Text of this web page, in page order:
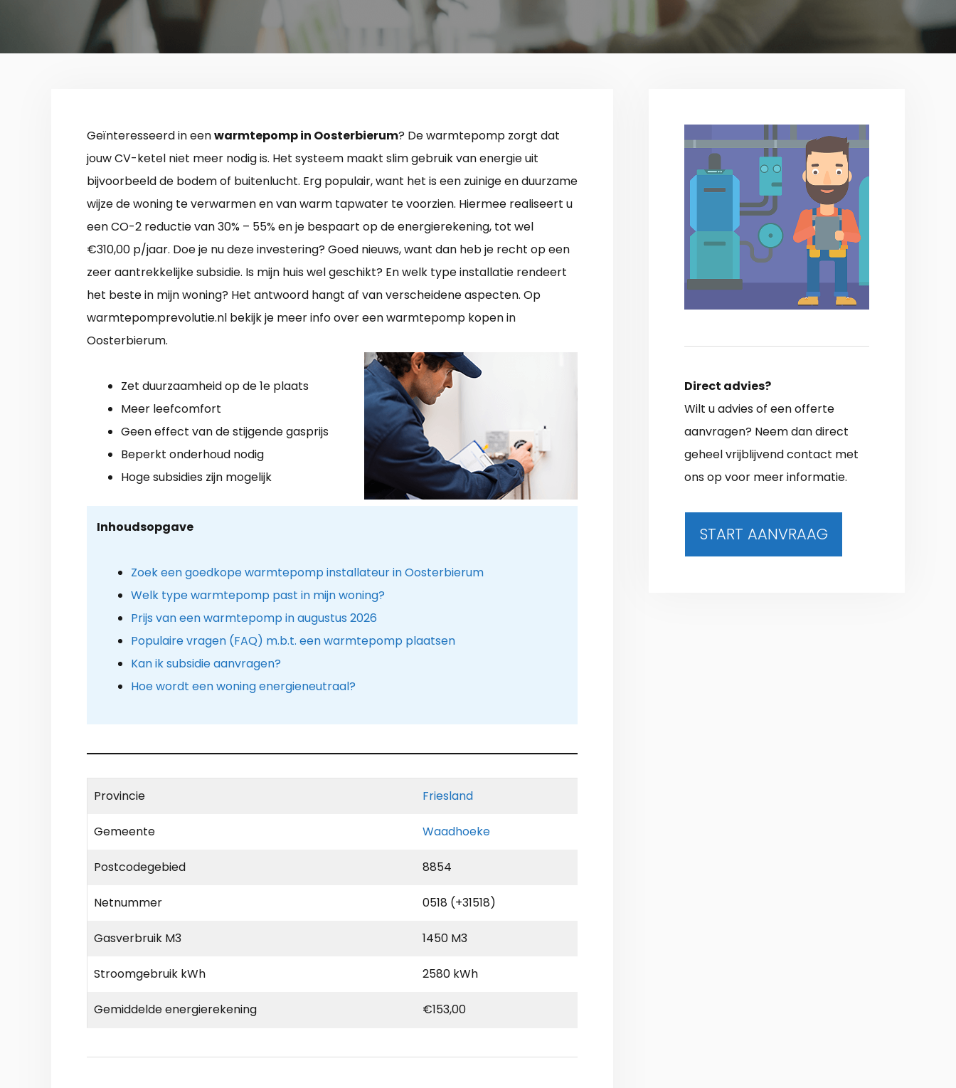
Geïnteresseerd in eenwarmtepomp in Oosterbierum? De warmtepomp zorgt dat
jouw CV-ketel niet meer nodig is. Het systeem maakt slim gebruik van energie uit
bijvoorbeeld de bodem of buitenlucht. Erg populair, want het is een zuinige en duurzame
wijze de woning te verwarmen en van warm tapwater te voorzien. Hiermee realiseert u
een CO-2 reductie van 30% – 55% en je bespaart op de energierekening, tot wel
€310,00 p/jaar. Doe je nu deze investering? Goed nieuws, want dan heb je recht op een
zeer aantrekkelijke subsidie. Is mijn huis wel geschikt? En welk type installatie rendeert
het beste in mijn woning? Het antwoord hangt af van verscheidene aspecten. Op
warmtepomprevolutie.nl bekijk je meer info over een warmtepomp kopen in
Oosterbierum.
Zet duurzaamheid op de 1e plaats
Meer leefcomfort
Geen effect van de stijgende gasprijs
Beperkt onderhoud nodig
Hoge subsidies zijn mogelijk
Inhoudsopgave
Zoek een goedkope warmtepomp installateur in Oosterbierum
Welk type warmtepomp past in mijn woning?
Prijs van een warmtepomp in augustus 2026
Populaire vragen (FAQ) m.b.t. een warmtepomp plaatsen
Kan ik subsidie aanvragen?
Hoe wordt een woning energieneutraal?
Provincie Friesland
Gemeente Waadhoeke
Postcodegebied 8854
Netnummer 0518 (+31518)
Gasverbruik M3 1450 M3
Stroomgebruik kWh 2580 kWh
Gemiddelde energierekening €153,00
Direct advies?
Wilt u advies of een offerte
aanvragen? Neem dan direct
geheel vrijblijvend contact met
ons op voor meer informatie.
START AANVRAAG